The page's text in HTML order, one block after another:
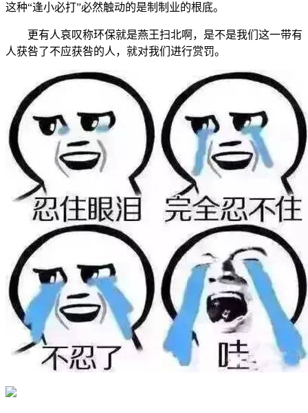
这种“逢小必打”必然触动的是制制业的根底。
更有人哀叹称环保就是燕王扫北啊，是不是我们这一带有
人获咎了不应获咎的人，就对我们进行赏罚。